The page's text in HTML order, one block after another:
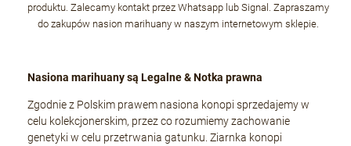
produktu. Zalecamy kontakt przez Whatsapp lub Signal. Zapraszamy
do zakupów nasion marihuany w naszym internetowym sklepie.
Nasiona marihuany są Legalne & Notka prawna
Zgodnie z Polskim prawem nasiona konopi sprzedajemy w
celu kolekcjonerskim, przez co rozumiemy zachowanie
genetyki w celu przetrwania gatunku. Ziarnka konopi